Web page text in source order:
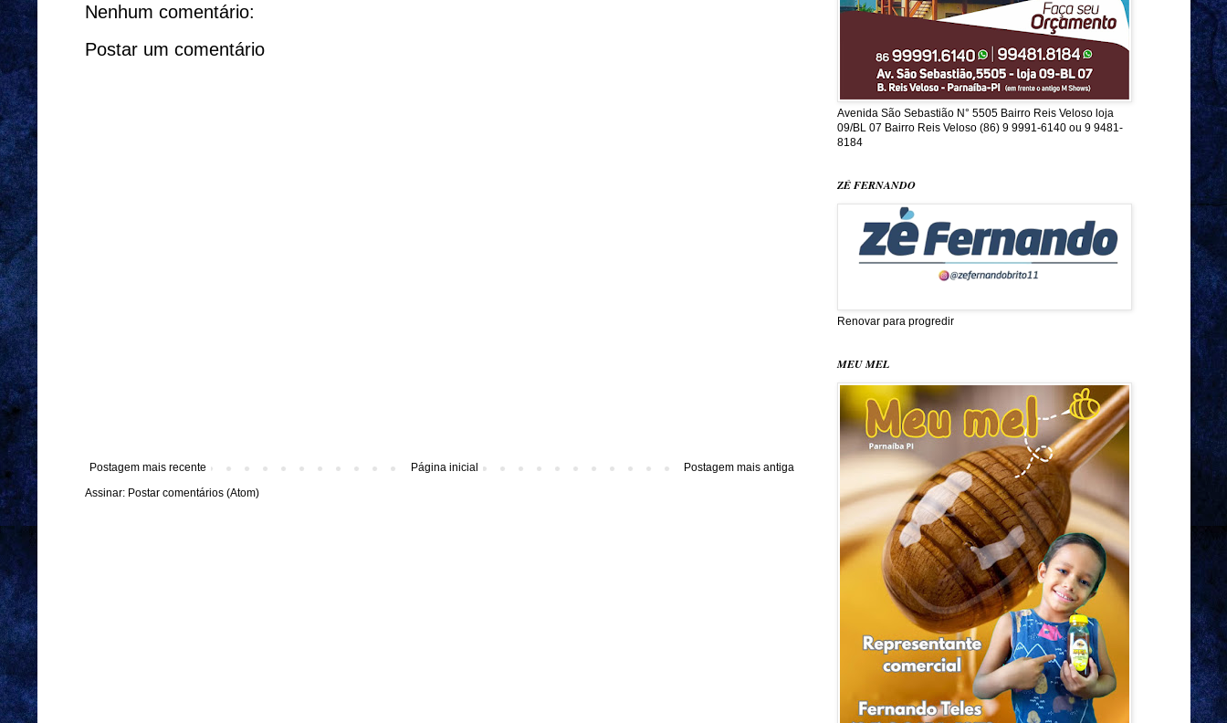
Nenhum comentário:
Postar um comentário
Postagem mais recente Postagem mais antiga
Página inicial
Assinar: Postar comentários (Atom)
Avenida São Sebastião N° 5505 Bairro Reis Veloso loja
09/BL 07 Bairro Reis Veloso (86) 9 9991-6140 ou 9 9481-
8184
ZÉ FERNANDO
Renovar para progredir
MEU MEL